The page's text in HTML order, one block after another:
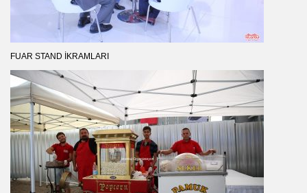
FUAR STAND İKRAMLARI